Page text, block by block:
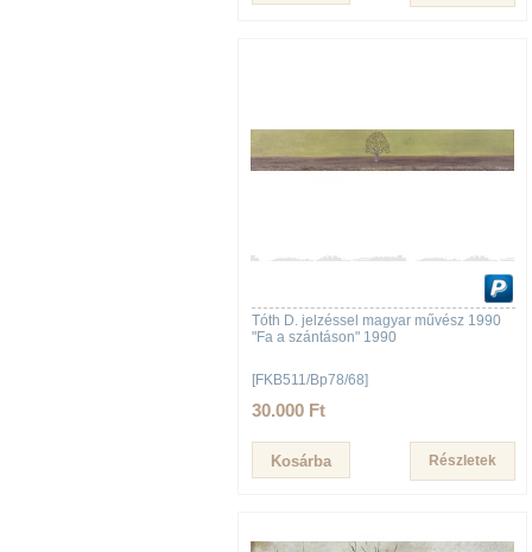
Tóth D. jelzéssel magyar művész 1990
"Fa a szántáson" 1990
[FKB511/Bp78/68]
30.000 Ft
Részletek